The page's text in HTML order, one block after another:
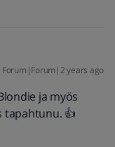
Forum|Forum|2 years ago
ja myös
tapahtunu. 👍